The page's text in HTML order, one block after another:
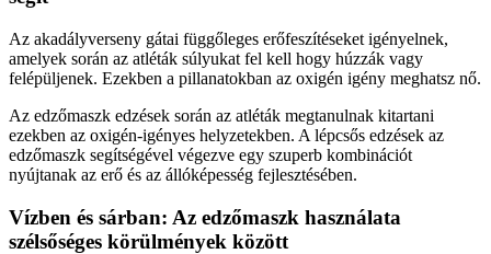
Az akadályverseny gátai függőleges erőfeszítéseket igényelnek,
amelyek során az atléták súlyukat fel kell hogy húzzák vagy
felépüljenek. Ezekben a pillanatokban az oxigén igény meghatsz nő.
Az edzőmaszk edzések során az atléták megtanulnak kitartani
ezekben az oxigén-igényes helyzetekben. A lépcsős edzések az
edzőmaszk segítségével végezve egy szuperb kombinációt
nyújtanak az erő és az állóképesség fejlesztésében.
Vízben és sárban: Az edzőmaszk használata
szélsőséges körülmények között